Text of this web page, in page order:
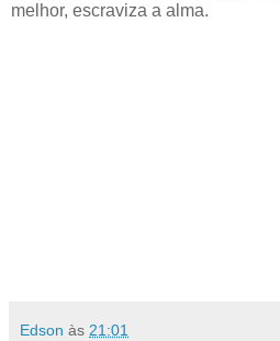
melhor, escraviza a alma.
Edson às 21:01